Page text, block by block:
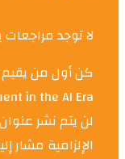
لا توجد مراجعات
in the AI Era”
لن يتم نشر
الإلزامية مشار